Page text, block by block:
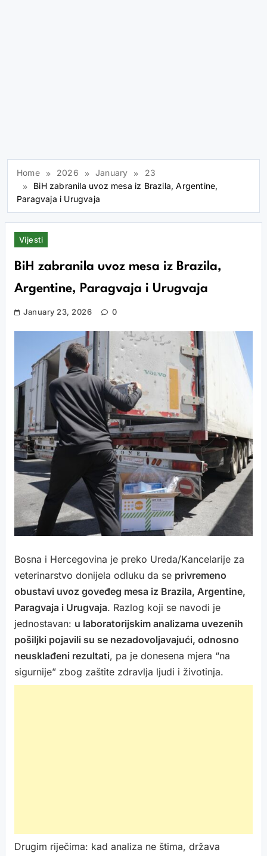
Home 2026 January
23
BiH zabranila uvoz mesa iz Brazila, Argentine,
Paragvaja i Urugvaja
Vijesti
BiH zabranila uvoz mesa iz Brazila,
Argentine, Paragvaja i Urugvaja
January 23, 2026 0
Bosna i Hercegovina je preko Ureda/Kancelarije za
veterinarstvo donijela odluku da se privremeno
obustavi uvoz goveđeg mesa iz Brazila, Argentine,
Paragvaja i Urugvaja. Razlog koji se navodi je
jednostavan: u laboratorijskim analizama uvezenih
pošiljki pojavili su se nezadovoljavajući, odnosno
neusklađeni rezultati, pa je donesena mjera “na
sigurnije” zbog zaštite zdravlja ljudi i životinja.
Drugim riječima: kad analiza ne štima, država